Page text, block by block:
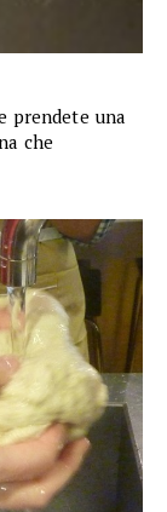
prendete una
che